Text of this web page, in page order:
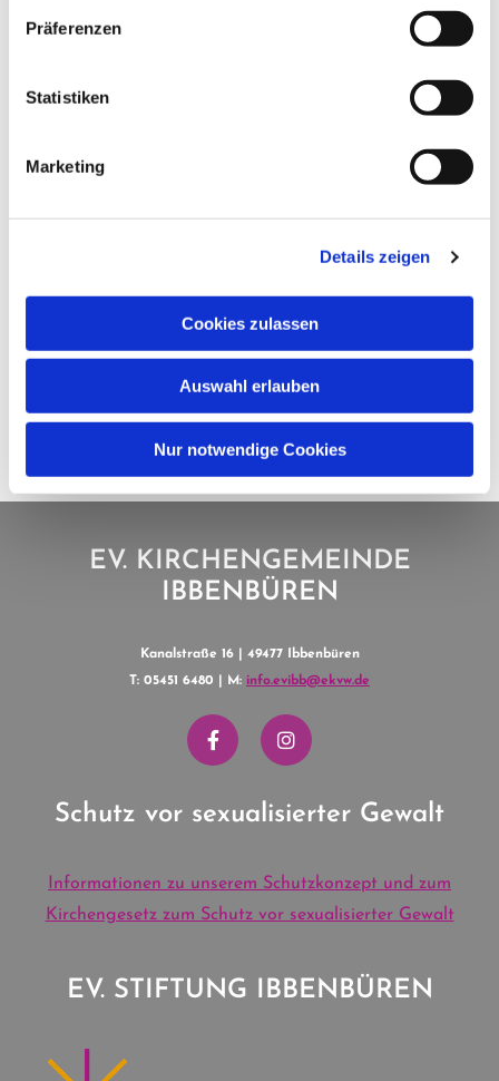
Präferenzen
Statistiken
Marketing
Details zeigen
Cookies zulassen
Auswahl erlauben
Nur notwendige Cookies
EV. KIRCHENGEMEINDE
IBBENBÜREN
Kanalstraße 16 | 49477 Ibbenbüren
T: 05451 6480 | M: info.evibb@ekvw.de
Schutz vor sexualisierter Gewalt
Informationen zu unserem Schutzkonzept und zum
Kirchengesetz zum Schutz vor sexualisierter Gewalt
EV. STIFTUNG IBBENBÜREN